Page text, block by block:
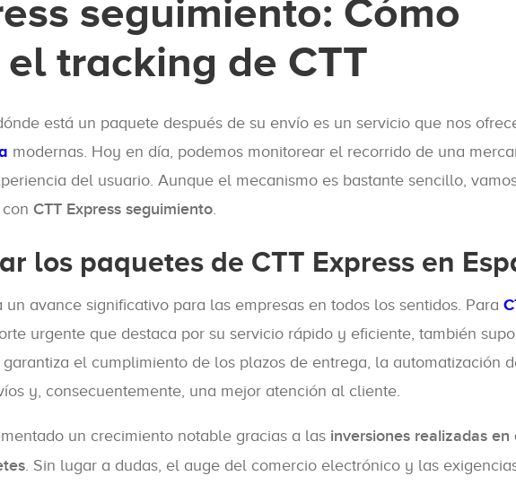
seguimiento: Cómo
tracking de CTT
está un paquete después de su envío es un servicio que nos
modernas. Hoy en día, podemos monitorear el recorrido de una
del usuario. Aunque el mecanismo es bastante sencillo,
CTT Express seguimiento.
los paquetes de CTT Express en
avance significativo para las empresas en todos los sentidos. Para
urgente que destaca por su servicio rápido y eficiente, también
el cumplimiento de los plazos de entrega, la automatización
y, consecuentemente, una mejor atención al cliente.
un crecimiento notable gracias a las inversiones realizadas en
. Sin lugar a dudas, el auge del comercio electrónico y las